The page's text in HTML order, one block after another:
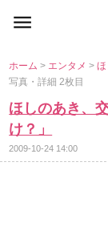
ホーム> エンタメ>
写真・詳細 2枚目
ほしのあき、
け？」
2009-10-24 14:00